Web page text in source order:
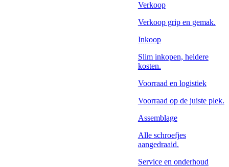
Verkoop
Verkoop grip en gemak.
Inkoop
Slim inkopen, heldere
kosten.
Voorraad en logistiek
Voorraad op de juiste plek.
Assemblage
Alle schroefjes
aangedraaid.
Service en onderhoud